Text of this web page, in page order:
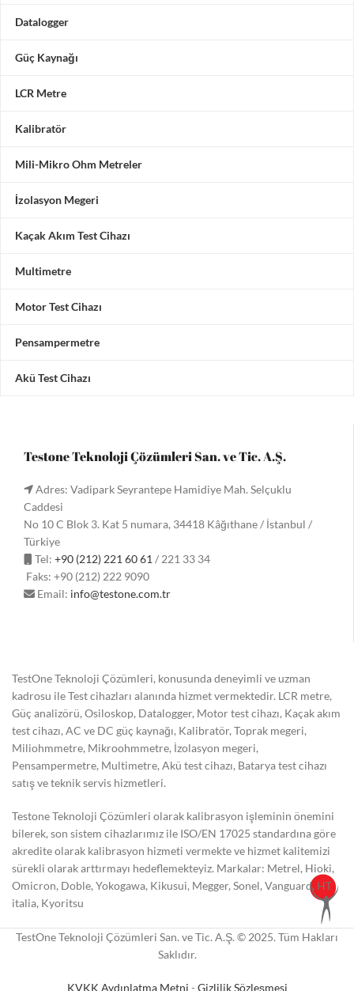
Datalogger
Güç Kaynağı
LCR Metre
Kalibratör
Mili-Mikro Ohm Metreler
İzolasyon Megeri
Kaçak Akım Test Cihazı
Multimetre
Motor Test Cihazı
Pensampermetre
Akü Test Cihazı
Testone Teknoloji Çözümleri San. ve Tic. A.Ş.
Adres: Vadipark Seyrantepe Hamidiye Mah. Selçuklu
Caddesi
No 10 C Blok 3. Kat 5 numara, 34418 Kâğıthane / İstanbul /
Türkiye
Tel: +90 (212) 221 60 61 / 221 33 34
Faks: +90 (212) 222 9090
Email: info@testone.com.tr
TestOne Teknoloji Çözümleri, konusunda deneyimli ve uzman
kadrosu ile Test cihazları alanında hizmet vermektedir. LCR metre,
Güç analizörü, Osiloskop, Datalogger, Motor test cihazı, Kaçak akım
test cihazı, AC ve DC güç kaynağı, Kalibratör, Toprak megeri,
Miliohmmetre, Mikroohmmetre, İzolasyon megeri,
Pensampermetre, Multimetre, Akü test cihazı, Batarya test cihazı
satış ve teknik servis hizmetleri.
Testone Teknoloji Çözümleri olarak kalibrasyon işleminin önemini
bilerek, son sistem cihazlarımız ile ISO/EN 17025 standardına göre
akredite olarak kalibrasyon hizmeti vermekte ve hizmet kalitemizi
sürekli olarak arttırmayı hedeflemekteyiz. Markalar: Metrel, Hioki,
Omicron, Doble, Yokogawa, Kikusui, Megger, Sonel, Vanguard, HT
italia, Kyoritsu
TestOne Teknoloji Çözümleri San. ve Tic. A.Ş. © 2025. Tüm Hakları
Saklıdır.
KVKK Aydınlatma Metni - Gizlilik Sözleşmesi